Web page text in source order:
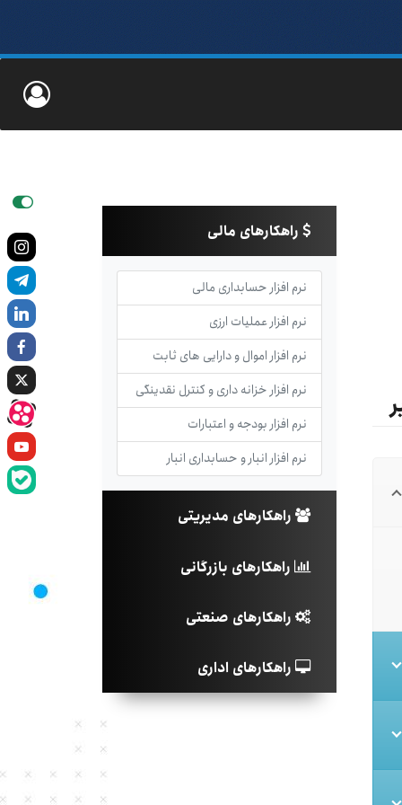
راهکارهای مالی
نرم افزار حسابداری مالی
نرم افزار عملیات ارزی
نرم افزار اموال و دارایی های ثابت
نرم افزار خزانه داری و کنترل نقدینگی
نرم افزار بودجه و اعتبارات
نرم افزار انبار و حسابداری انبار
راهکارهای مدیریتی
راهکارهای بازرگانی
راهکارهای صنعتی
راهکارهای اداری